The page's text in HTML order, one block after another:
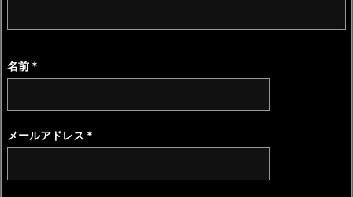
名前 *
メールアドレス *